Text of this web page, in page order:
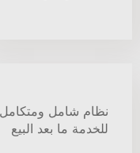
نظام شامل ومتكامل
للخدمة ما بعد البيع